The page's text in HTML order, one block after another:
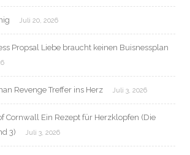
Juli 20, 2026
Propsal Liebe braucht keinen Buisnessplan
Revenge Treffer ins Herz Juli 3, 2026
Cornwall Ein Rezept für Herzklopfen (Die
3)
Juli 3, 2026